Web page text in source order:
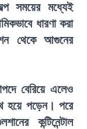
সময়ের মধ্যেই
ধারণা করা
থেকে আগুনের
বেরিয়ে এলেও
হয়ে পড়েন। পরে
কন্টিনেন্টাল